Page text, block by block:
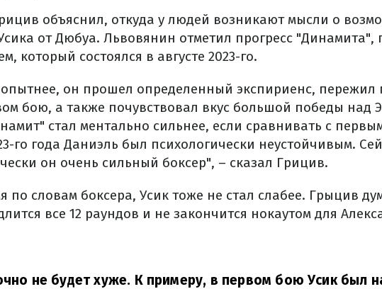
объяснил, откуда у людей возникают мысли о
от Дюбуа. Львовянин отметил прогресс "Динамита",
который состоялся в августе 2023-го.
он прошел определенный экспириенс, пережил
бою, а также почувствовал вкус большой победы над
стал ментально сильнее, если сравнивать с
го года Даниэль был психологически неустойчивым.
он очень сильный боксер", – сказал Грицив.
по словам боксера, Усик тоже не стал слабее. Грыцив
все 12 раундов и не закончится нокаутом для
не будет хуже. К примеру, в первом бою Усик был